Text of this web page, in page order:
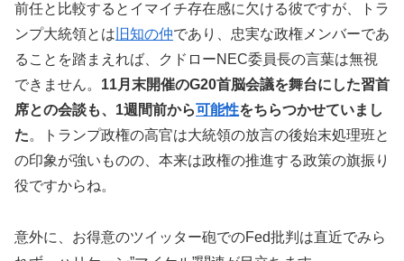
前任と比較するとイマイチ存在感に欠ける彼ですが、トラ
ンプ大統領とは 旧知の仲であり、忠実な政権メンバーであ
ることを踏まえれば、クドローNEC委員長の言葉は無視
できません。 11月末開催のG20首脳会議を舞台にした習首
席との会談も、1週間前から 可能性をちらつかせていまし
た。トランプ政権の高官は大統領の放言の後始末処理班と
の印象が強いものの、本来は政権の推進する政策の旗振り
役ですからね。
意外に、お得意のツイッター砲でのFed批判は直近でみら